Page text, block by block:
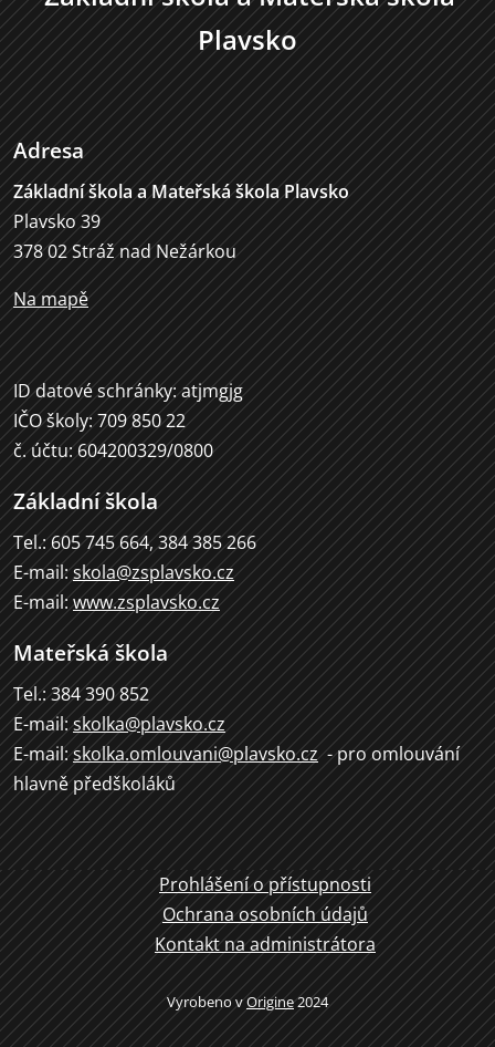
Plavsko
Adresa
Základní škola a Mateřská škola Plavsko
Plavsko 39
378 02 Stráž nad Nežárkou
Na mapě
ID datové schránky: atjmgjg
IČO školy: 709 850 22
č. účtu: 604200329/0800
Základní škola
Tel.: 605 745 664, 384 385 266
E-mail: skola@zsplavsko.cz
E-mail: www.zsplavsko.cz
Mateřská škola
Tel.: 384 390 852
E-mail: skolka@plavsko.cz
E-mail: skolka.omlouvani@plavsko.cz - pro omlouvání
hlavně předškoláků
Prohlášení o přístupnosti
Ochrana osobních údajů
Kontakt na administrátora
Vyrobeno vOrigine2024